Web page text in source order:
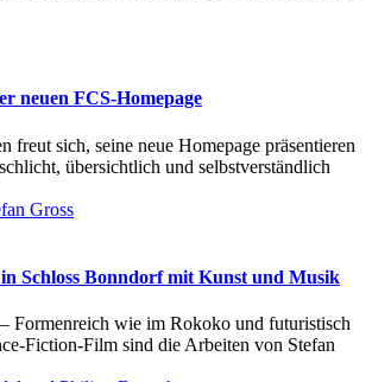
neuen FCS-Homepage
freut sich, seine neue Homepage präsentieren
übersichtlich und selbstverständlich
Schloss Bonndorf mit Kunst und Musik
Formenreich wie im Rokoko und futuristisch
Fiction-Film sind die Arbeiten von Stefan